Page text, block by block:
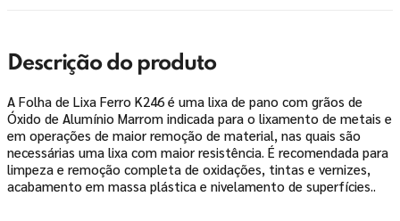
Descrição do produto
A Folha de Lixa Ferro K246 é uma lixa de pano com grãos de
Óxido de Alumínio Marrom indicada para o lixamento de metais e
em operações de maior remoção de material, nas quais são
necessárias uma lixa com maior resistência. É recomendada para
limpeza e remoção completa de oxidações, tintas e vernizes,
acabamento em massa plástica e nivelamento de superfícies..